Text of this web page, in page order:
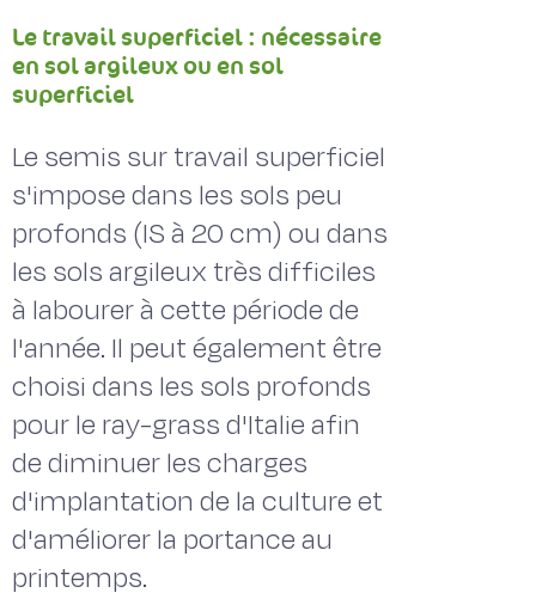
Le travail superficiel : nécessaire
en sol argileux ou en sol
superficiel
Le semis sur travail superficiel
s'impose dans les sols peu
profonds (IS à 20 cm) ou dans
les sols argileux très difficiles
à labourer à cette période de
l'année. Il peut également être
choisi dans les sols profonds
pour le ray-grass d'Italie afin
de diminuer les charges
d'implantation de la culture et
d'améliorer la portance au
printemps.